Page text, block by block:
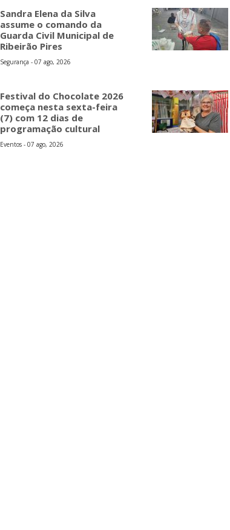
Sandra Elena da Silva
assume o comando da
Guarda Civil Municipal de
Ribeirão Pires
Segurança - 07 ago, 2026
Festival do Chocolate 2026
começa nesta sexta-feira
(7) com 12 dias de
programação cultural
Eventos - 07 ago, 2026